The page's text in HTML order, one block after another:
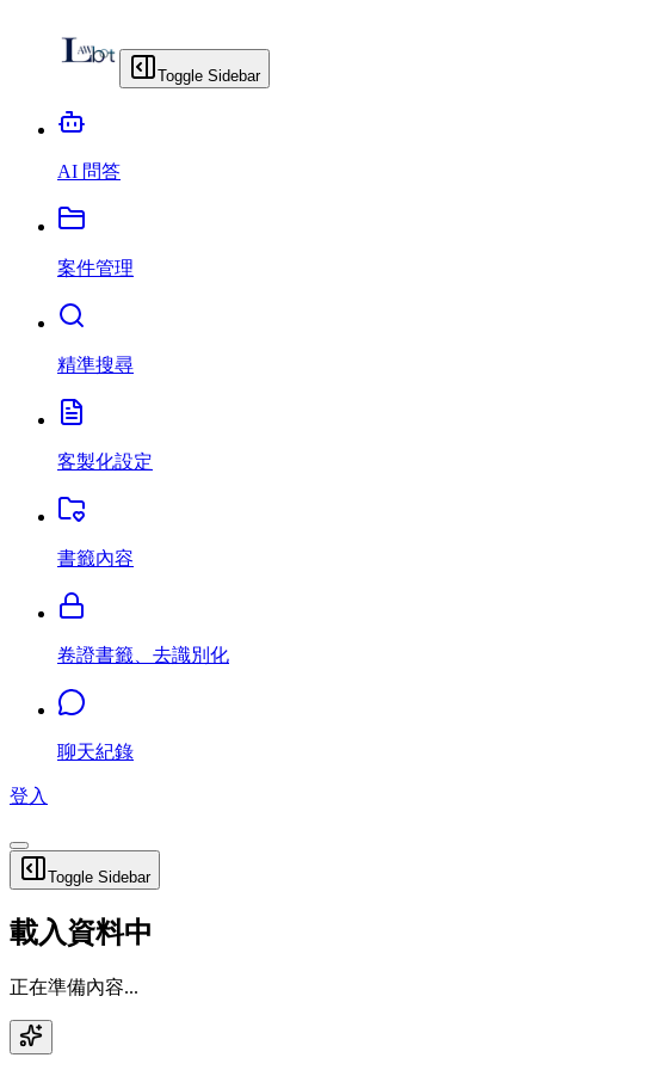
Toggle Sidebar
AI 問答
案件管理
精準搜尋
客製化設定
書籤內容
卷證書籤、去識別化
聊天紀錄
登入
Toggle Sidebar
載入資料中
正在準備內容...